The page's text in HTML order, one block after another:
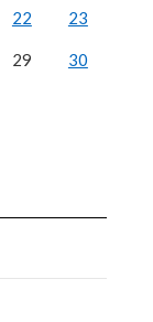
22 23
29
30